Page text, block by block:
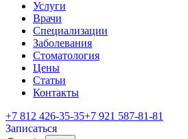
Услуги
Врачи
Специализации
Заболевания
Стоматология
Цены
Статьи
Контакты
+7 812 426‑35‑35+7 921 587‑81‑81
Записаться